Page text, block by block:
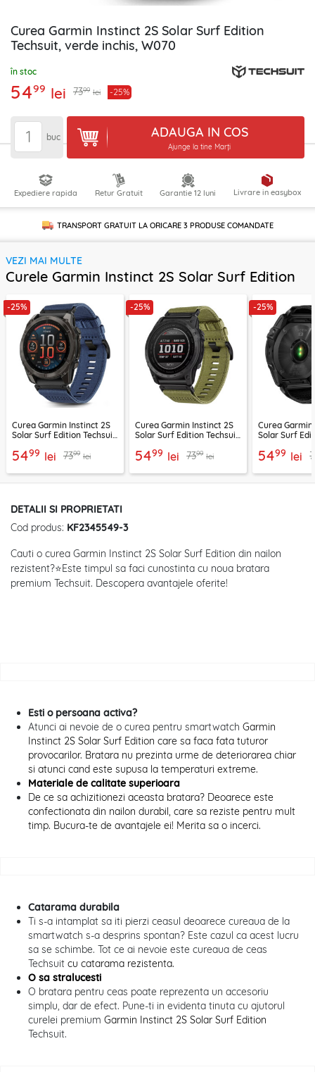
Curea Garmin Instinct 2S Solar Surf Edition
Techsuit, verde inchis, W070
în stoc
5499 lei 7399 lei -25%
buc ADAUGA IN COS
Ajunge la tine Marți
Expediere rapida Retur Gratuit Garantie 12 luni Livrare in easybox
TRANSPORT GRATUIT LA ORICARE 3 PRODUSECOMANDATE
VEZI MAI MULTE
Curele Garmin Instinct 2S Solar Surf Edition
-25%
Curea Garmin Instinct 2S
Solar Surf Edition Techsuit,
5499 lei 7399 lei
-25%
Curea Garmin Instinct 2S
Solar Surf Edition Techsuit,
5499 lei 7399 lei
-25%
Curea
Solar Surf
5499 lei
DETALII SI PROPRIETATI
Cod produs: KF2345549-3
Cauti o curea Garmin Instinct 2S Solar Surf Edition din nailon
rezistent?⭐Este timpul sa faci cunostinta cu noua bratara
premium Techsuit. Descopera avantajele oferite!
Esti o persoana activa?
Atunci ai nevoie de o curea pentru smartwatch Garmin
Instinct 2S Solar Surf Edition care sa faca fata tuturor
provocarilor. Bratara nu prezinta urme de deteriorarea chiar
si atunci cand este supusa la temperaturi extreme.
Materiale de calitate superioara
De ce sa achizitionezi aceasta bratara? Deoarece este
confectionata din nailon durabil, care sa reziste pentru mult
timp. Bucura-te de avantajele ei! Merita sa o incerci.
Catarama durabila
Ti s-a intamplat sa iti pierzi ceasul deoarece cureaua de la
smartwatch s-a desprins spontan? Este cazul ca acest lucru
sa se schimbe. Tot ce ai nevoie este cureaua de ceas
Techsuit cu catarama rezistenta.
O sa stralucesti
O bratara pentru ceas poate reprezenta un accesoriu
simplu, dar de efect. Pune-ti in evidenta tinuta cu ajutorul
curelei premium Garmin Instinct 2S Solar Surf Edition
Techsuit.